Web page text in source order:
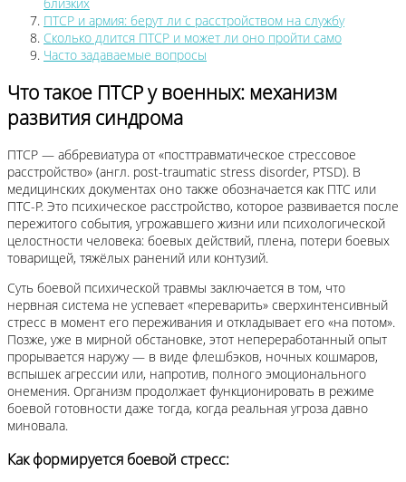
ПТСР и армия: берут ли с расстройством на службу
Сколько длится ПТСР и может ли оно пройти само
Часто задаваемые вопросы
Что такое ПТСР у военных: механизм
развития синдрома
ПТСР — аббревиатура от «посттравматическое стрессовое
расстройство» (англ. post-traumatic stress disorder, PTSD). В
медицинских документах оно также обозначается как ПТС или
ПТС-Р. Это психическое расстройство, которое развивается после
пережитого события, угрожавшего жизни или психологической
целостности человека: боевых действий, плена, потери боевых
товарищей, тяжёлых ранений или контузий.
Суть боевой психической травмы заключается в том, что
нервная система не успевает «переварить» сверхинтенсивный
стресс в момент его переживания и откладывает его «на потом».
Позже, уже в мирной обстановке, этот непереработанный опыт
прорывается наружу — в виде флешбэков, ночных кошмаров,
вспышек агрессии или, напротив, полного эмоционального
онемения. Организм продолжает функционировать в режиме
боевой готовности даже тогда, когда реальная угроза давно
миновала.
Как формируется боевой стресс: